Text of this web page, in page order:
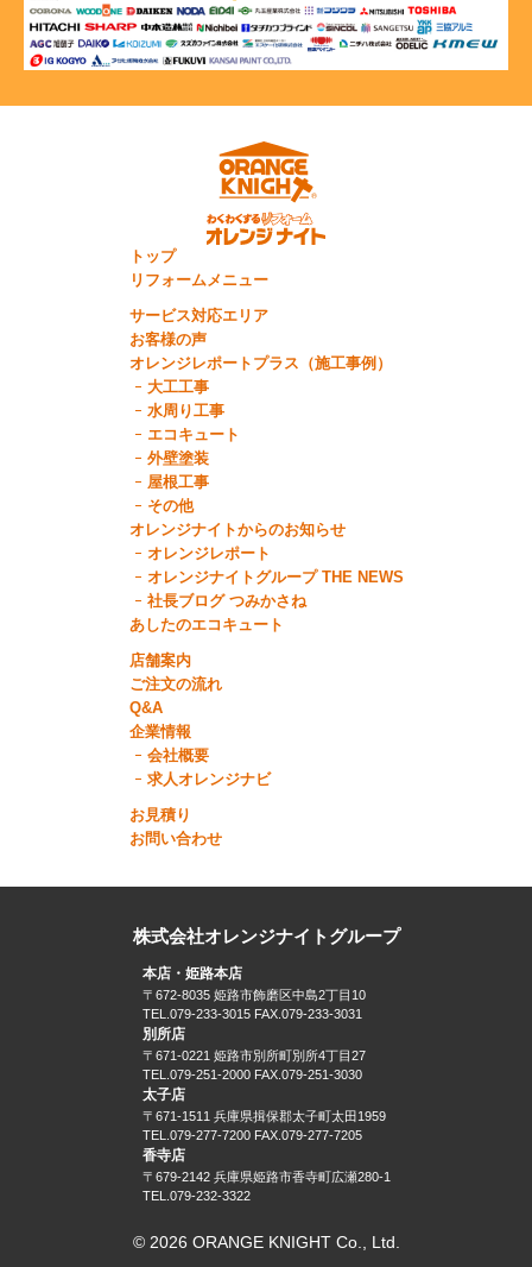
トップ
リフォームメニュー
サービス対応エリア
お客様の声
オレンジレポートプラス（施工事例）
大工工事
水周り工事
エコキュート
外壁塗装
屋根工事
その他
オレンジナイトからのお知らせ
オレンジレポート
オレンジナイトグループ THE NEWS
社長ブログ つみかさね
あしたのエコキュート
店舗案内
ご注文の流れ
Q&A
企業情報
会社概要
求人オレンジナビ
お見積り
お問い合わせ
株式会社オレンジナイトグループ
本店・姫路本店
〒672-8035 姫路市飾磨区中島2丁目10
TEL.079-233-3015 FAX.079-233-3031
別所店
〒671-0221 姫路市別所町別所4丁目27
TEL.079-251-2000 FAX.079-251-3030
太子店
〒671-1511 兵庫県揖保郡太子町太田1959
TEL.079-277-7200 FAX.079-277-7205
香寺店
〒679-2142 兵庫県姫路市香寺町広瀬280-1
TEL.079-232-3322
© 2026 ORANGE KNIGHT Co., Ltd.